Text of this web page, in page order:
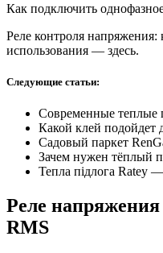
Как подключить
Реле контроля
использования — здесь.
Следующие статьи:
Современные
Какой клей
Садовый паркет
Зачем нужен тёплый
Тепла підлога Ratey —
Реле
RMS